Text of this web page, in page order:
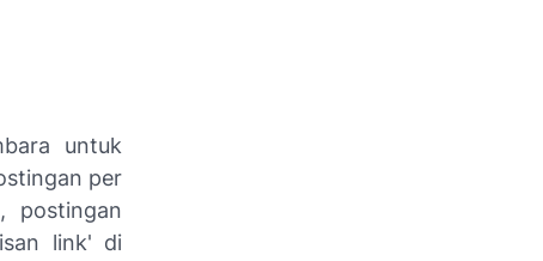
untuk
per
postingan
link' di